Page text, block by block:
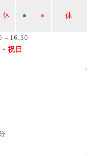
休 ● ● 休
～16:30
祝日